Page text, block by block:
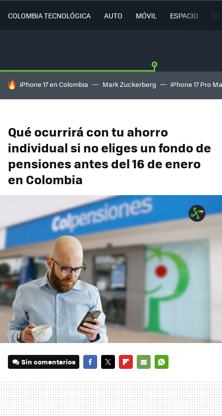
COLOMBIA TECNOLÓGICA AUTO MÓVIL ESPACIO
HOY SE HABLA DE
iPhone 17 en Colombia Mark Zuckerberg iPhone 17 Pro
Qué ocurrirá con tu ahorro
individual si no eliges un fondo de
pensiones antes del 16 de enero
en Colombia
Sin comentarios
MAIL